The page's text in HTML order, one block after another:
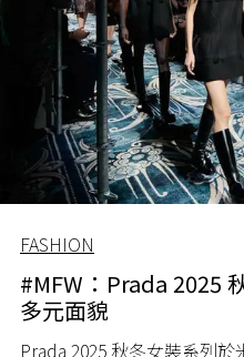
FASHION
#MFW：Prada 2025
多元面貌
Prada 2025 秋冬女裝系列